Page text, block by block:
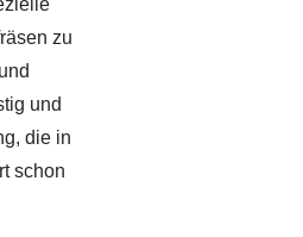
zu
und
und
die in
schon